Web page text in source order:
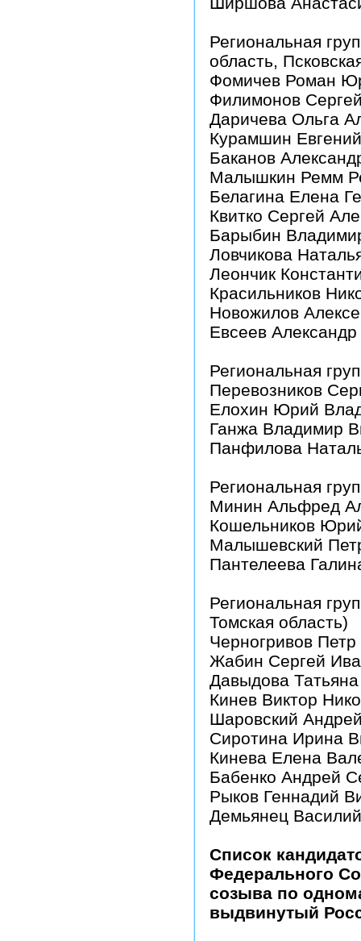
Региональная
область,
Фомичев Роман
Филимонов
Даричева Ольга
Курамшин
Баканов
Малышкин Ремм
Белагина Елена
Квитко Сергей
Барыбин
Ловчикова
Леончик
Красильников
Новожилов
Евсеев
Региональная
Перевозников
Елохин Юрий
Ганжа Владимир
Панфилова
Региональная
Минин Альфред
Кошельников
Малышевский
Пантелеева
Региональная
Томская область)
Черногривов
Жабин Сергей
Давыдова
Кинев Виктор
Шаровский
Сиротина Ирина
Кинева Елена
Бабенко Андрей
Рыков Геннадий
Демьянец
Список
Федерального
созыва по
выдвинутый